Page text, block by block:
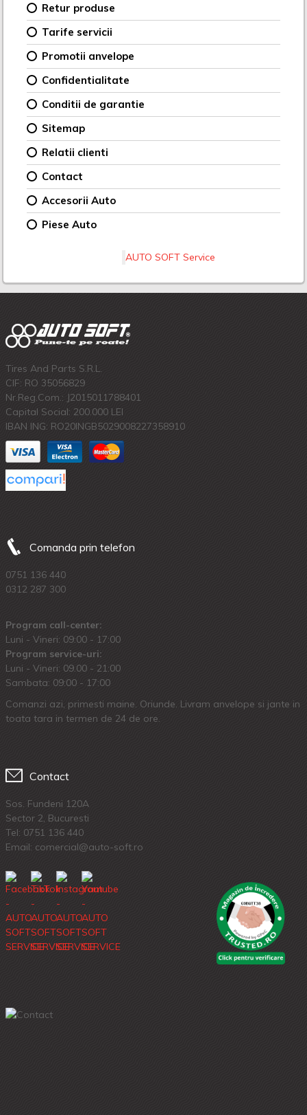
Retur produse
Tarife servicii
Promotii anvelope
Confidentialitate
Conditii de garantie
Sitemap
Relatii clienti
Contact
Accesorii Auto
Piese Auto
AUTO SOFT Service
Tires And Parts S.R.L.
CIF: RO 35056829
Nr.Reg.Com.: J2015011788401
Capital Social: 200.000 LEI
IBAN ING: RO20INGB5029008227358910
Comanda prin telefon
0751 136 440
0312 287 300
Program call-center:
Luni - Vineri: 09:00 - 17:00
Program service-uri:
Luni - Vineri: 09.00 - 21:00
Sambata: 09:00 - 17:00
Comanzi azi, primesti maine. Oriunde. Livram anvelope si jante in
toata tara in termen de 24 de ore.
Contact
Sos. Fundeni 120A
Sector 2, Bucuresti
Tel: 0751 136 440
Email: comercial@auto-soft.ro